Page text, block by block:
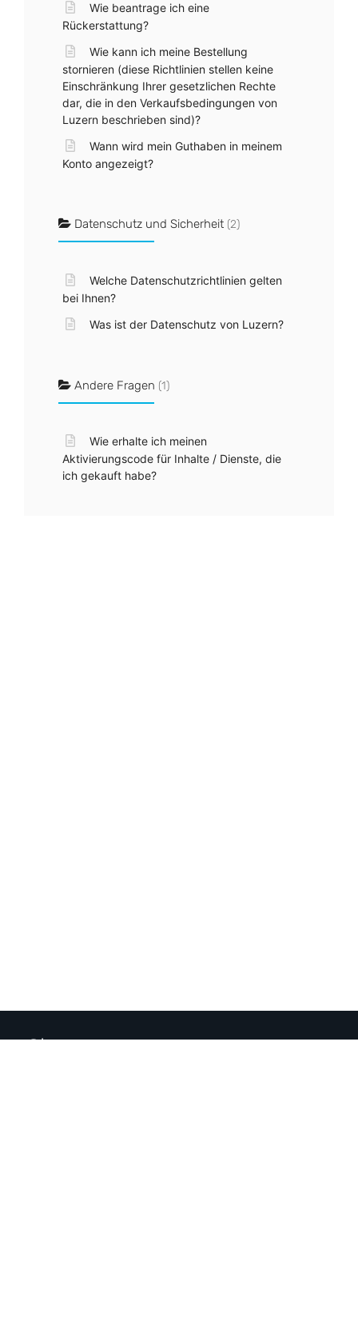
Wie beantrage ich eine
Rückerstattung?
Wie kann ich meine Bestellung
stornieren (diese Richtlinien stellen keine
Einschränkung Ihrer gesetzlichen Rechte
dar, die in den Verkaufsbedingungen von
Luzern beschrieben sind)?
Wann wird mein Guthaben in meinem
Konto angezeigt?
Datenschutz und Sicherheit (2)
Welche Datenschutzrichtlinien gelten
bei Ihnen?
Was ist der Datenschutz von Luzern?
Andere Fragen (1)
Wie erhalte ich meinen
Aktivierungscode für Inhalte / Dienste, die
ich gekauft habe?
Shop